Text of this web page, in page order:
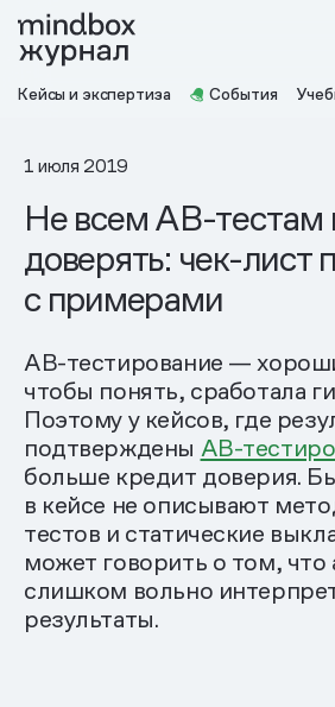
Кейсы и экспертиза События
1 июля 2019
Не всем AB-
доверять: чек-лист
с примерами
АВ-тестирование —
чтобы понять, сработала
Поэтому у кейсов, где
подтверждены АВ-
больше кредит доверия.
в кейсе не описывают
тестов и статические
может говорить о том, что
слишком вольно
результаты.